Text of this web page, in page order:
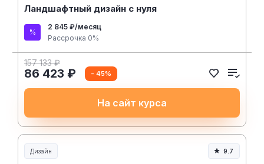
Ландшафтный дизайн с нуля
2 845 ₽/месяц
Рассрочка 0%
157 133 ₽
86 423 ₽ - 45%
На сайт курса
Дизайн 9.7